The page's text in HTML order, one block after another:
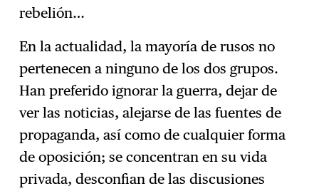
rebelión…
En la actualidad, la mayoría de rusos no
pertenecen a ninguno de los dos grupos.
Han preferido ignorar la guerra, dejar de
ver las noticias, alejarse de las fuentes de
propaganda, así como de cualquier forma
de oposición; se concentran en su vida
privada, desconfian de las discusiones